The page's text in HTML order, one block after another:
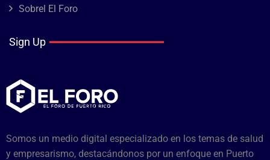
Sobrel El Foro
Sign Up
Somos un medio digital especializado en los temas de salud
y empresarismo, destacándonos por un enfoque en Puerto